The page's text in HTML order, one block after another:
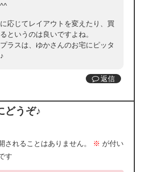
応じてレイアウトを変えたり、買
というのは良いですよね。
ラスは、ゆかさんのお宅にピッタ
返信
どうぞ♪
されることはありません。 ※ が付い
す